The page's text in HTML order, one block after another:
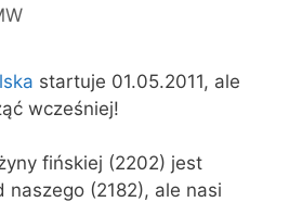
startuje 01.05.2011, ale
wcześniej!
fińskiej (2202) jest
naszego (2182), ale nasi